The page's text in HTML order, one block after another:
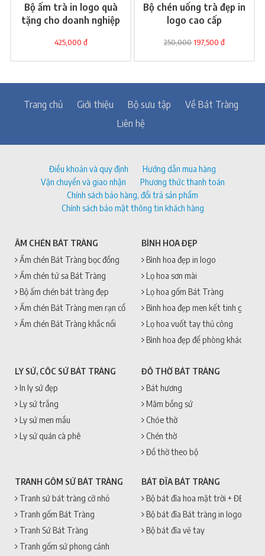
Bộ ấm trà in logo quà
tặng cho doanh nghiệp
425,000 đ
Bộ chén uống trà đẹp in
logo cao cấp
250,000 197,500 đ
Trang chủ Giới thiệu Bộ sưu tập
Về Bát Tràng
Liên hệ
Điều khoản và quy định
Hướng dẫn mua hàng
Vận chuyển và giao nhận
Phương thức thanh toán
Chính sách bảo hàng, đổi trả sản phẩm
Chính sách bảo mật thông tin khách hàng
ẤM CHÉN BÁT TRÀNG
Ấm chén Bát Tràng bọc đồng
Ấm chén tử sa Bát Tràng
Bộ ấm chén bát tràng đẹp
Ấm chén Bát Tràng men rạn cổ
Ấm chén Bát Tràng khắc nổi
BÌNH HOA ĐẸP
Bình hoa đẹp in logo
Lọ hoa sơn mài
Lọ hoa gốm Bát Tràng
Bình hoa đẹp men kết tinh gốm
Lọ hoa vuốt tay thủ công
Bình hoa đẹp để phòng khách
LY SỨ, CỐC SỨ BÁT TRÀNG
In ly sứ đẹp
Ly sứ trắng
Ly sứ men mầu
Ly sứ quán cà phê
ĐỒ THỜ BÁT TRÀNG
Bát hương
Mâm bồng sứ
Chóe thờ
Chén thờ
Đồ thờ theo bộ
TRANH GỐM SỨ BÁT TRÀNG
Tranh sứ bát tràng cỡ nhỏ
Tranh gốm Bát Tràng
Tranh Sứ Bát Tràng
Tranh gốm sứ phong cảnh
BÁT ĐĨA BÁT TRÀNG
Bộ bát đĩa hoa mặt trời + ĐẸP +
Bộ bát đĩa Bát tràng in logo
Bộ bát đĩa vẽ tay